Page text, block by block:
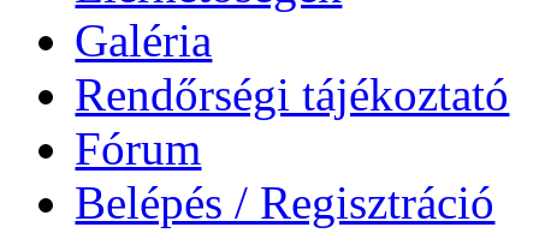
Galéria
Rendőrségi tájékoztató
Fórum
Belépés / Regisztráció